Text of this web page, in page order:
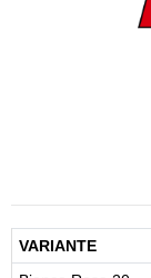
VARIANTE